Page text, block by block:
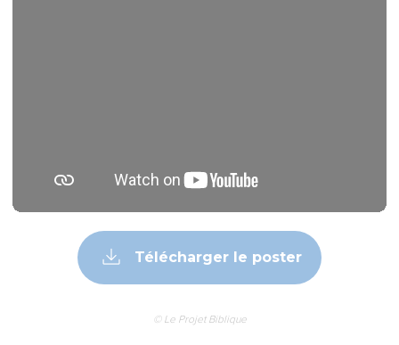
Télécharger le poster
© Le Projet Biblique